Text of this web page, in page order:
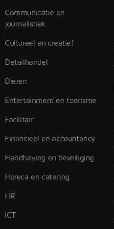
Communicatie en
journalistiek
Cultureel en creatief
Detailhandel
Dieren
Entertainment en toerisme
Facilitair
Financieel en accountancy
Handhaving en beveiliging
Horeca en catering
HR
ICT